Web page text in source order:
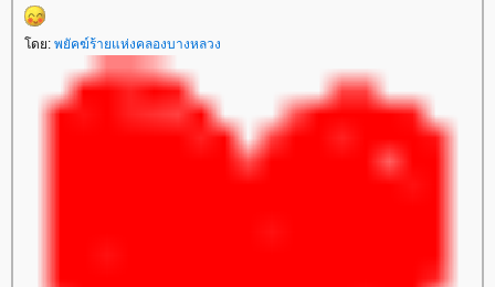
ดย: พยัคฆ์ร้ายแห่งคลองบางหลวง